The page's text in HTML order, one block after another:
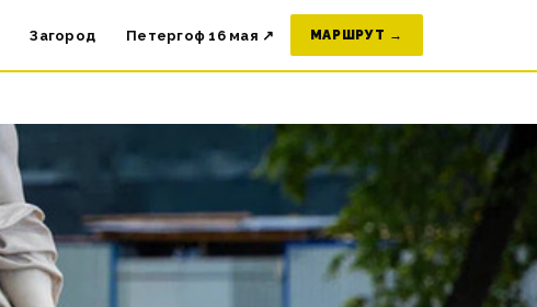
Загород Петергоф 16 мая ↗ МАРШРУТ →